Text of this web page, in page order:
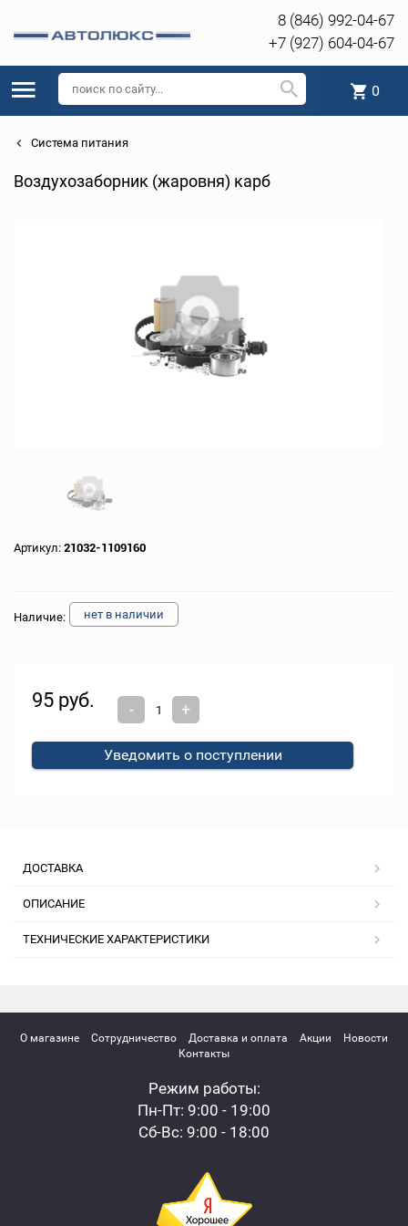
8 (846) 992-04-67
+7 (927) 604-04-67
0
Система питания
Воздухозаборник (жаровня) карб
Артикул: 21032-1109160
Наличие: нет в наличии
95 руб. - +
Уведомить о поступлении
ДОСТАВКА
ОПИСАНИЕ
ТЕХНИЧЕСКИЕ ХАРАКТЕРИСТИКИ
О магазине Сотрудничество Доставка и оплата Акции
Новости
Контакты
Режим работы:
Пн-Пт: 9:00 - 19:00
Сб-Вс: 9:00 - 18:00